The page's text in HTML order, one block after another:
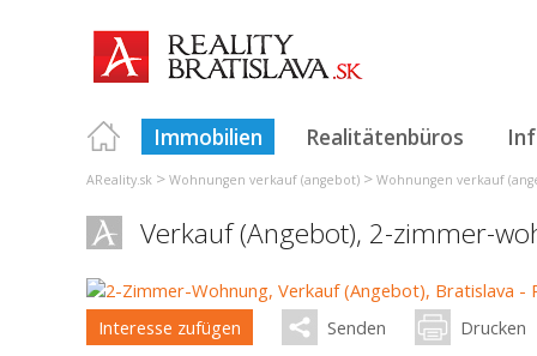
Immobilien Realitätenbüros
AReality.sk > Wohnungen verkauf (angebot) > Wohnungen verkauf
Verkauf (Angebot), 2-zimmer-
Interesse zufügen Senden Drucken